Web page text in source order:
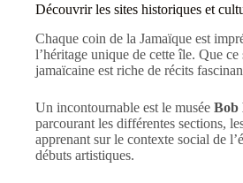
Découvrir les sites historiques et
Chaque coin de la Jamaïque est
l’héritage unique de cette île. Que
jamaïcaine est riche de récits
Un incontournable est le musée Bob
parcourant les différentes sections,
apprenant sur le contexte social de
débuts artistiques.